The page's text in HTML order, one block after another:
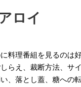
ロイ
料理番組を見るのは
らえ、裁断方法、サ
、落とし蓋、糖への